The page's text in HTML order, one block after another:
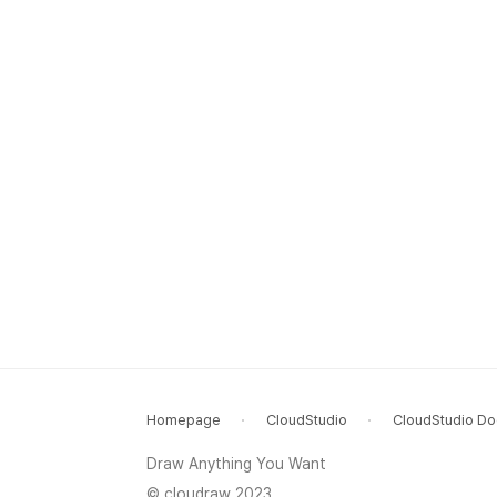
Homepage CloudStudio CloudStudio
Draw Anything You Want